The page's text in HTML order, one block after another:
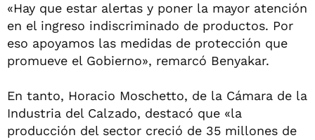
«Hay que estar alertas y poner la mayor atención
en el ingreso indiscriminado de productos. Por
eso apoyamos las medidas de protección que
promueve el Gobierno», remarcó Benyakar.
En tanto, Horacio Moschetto, de la Cámara de la
Industria del Calzado, destacó que «la
producción del sector creció de 35 millones de